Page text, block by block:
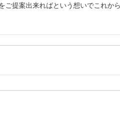
ご提案出来ればという想いでこれか